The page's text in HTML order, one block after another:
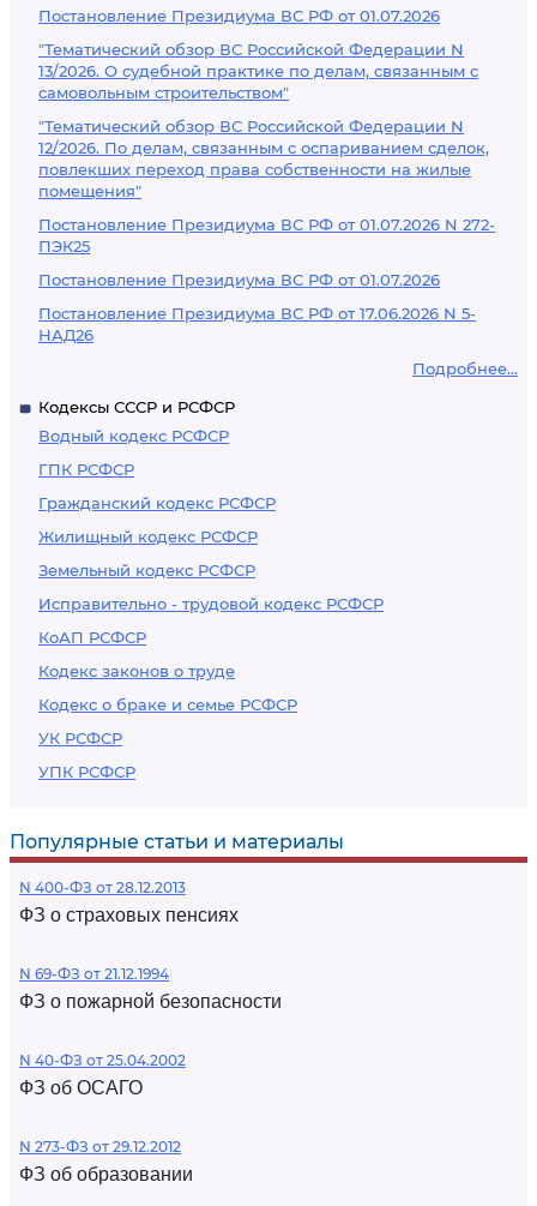
Постановление Президиума ВС РФ от 01.07.2026
"Тематический обзор ВС Российской Федерации N
13/2026. О судебной практике по делам, связанным с
самовольным строительством"
"Тематический обзор ВС Российской Федерации N
12/2026. По делам, связанным с оспариванием сделок,
повлекших переход права собственности на жилые
помещения"
Постановление Президиума ВС РФ от 01.07.2026 N 272-
ПЭК25
Постановление Президиума ВС РФ от 01.07.2026
Постановление Президиума ВС РФ от 17.06.2026 N 5-
НАД26
Подробнее...
Кодексы СССР и РСФСР
Водный кодекс РСФСР
ГПК РСФСР
Гражданский кодекс РСФСР
Жилищный кодекс РСФСР
Земельный кодекс РСФСР
Исправительно - трудовой кодекс РСФСР
КоАП РСФСР
Кодекс законов о труде
Кодекс о браке и семье РСФСР
УК РСФСР
УПК РСФСР
Популярные статьи и материалы
N 400-ФЗ от 28.12.2013
ФЗ о страховых пенсиях
N 69-ФЗ от 21.12.1994
ФЗ о пожарной безопасности
N 40-ФЗ от 25.04.2002
ФЗ об ОСАГО
N 273-ФЗ от 29.12.2012
ФЗ об образовании